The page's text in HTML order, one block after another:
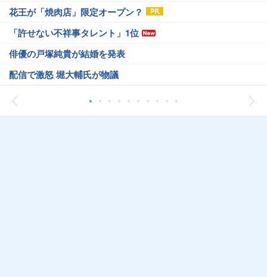
花王が「焼肉店」限定オープン？
「許せない不祥事タレント」1位
俳優の戸塚純貴が結婚を発表
配信で激怒 堀大輔氏が物議